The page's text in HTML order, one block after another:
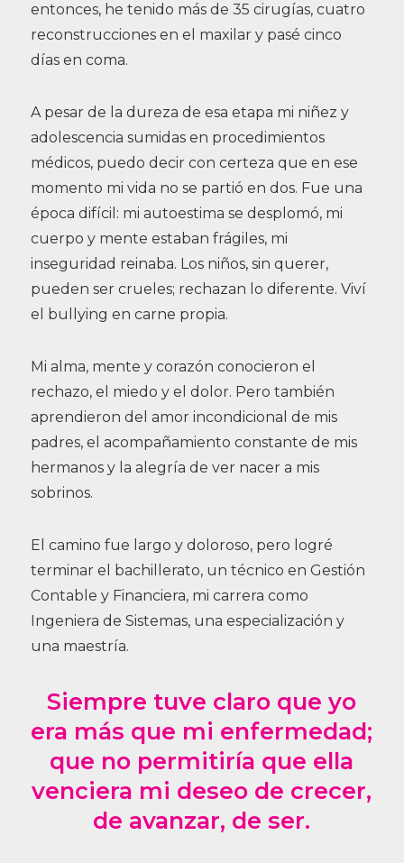
entonces, he tenido más de 35 cirugías, cuatro
reconstrucciones en el maxilar y pasé cinco
días en coma.
A pesar de la dureza de esa etapa mi niñez y
adolescencia sumidas en procedimientos
médicos, puedo decir con certeza que en ese
momento mi vida no se partió en dos. Fue una
época difícil: mi autoestima se desplomó, mi
cuerpo y mente estaban frágiles, mi
inseguridad reinaba. Los niños, sin querer,
pueden ser crueles; rechazan lo diferente. Viví
el bullying en carne propia.
Mi alma, mente y corazón conocieron el
rechazo, el miedo y el dolor. Pero también
aprendieron del amor incondicional de mis
padres, el acompañamiento constante de mis
hermanos y la alegría de ver nacer a mis
sobrinos.
El camino fue largo y doloroso, pero logré
terminar el bachillerato, un técnico en Gestión
Contable y Financiera, mi carrera como
Ingeniera de Sistemas, una especialización y
una maestría.
Siempre tuve claro que yo
era más que mi enfermedad;
que no permitiría que ella
venciera mi deseo de crecer,
de avanzar, de ser.